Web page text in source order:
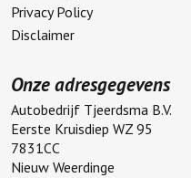
Privacy Policy
Disclaimer
Onze adresgegevens
Autobedrijf Tjeerdsma B.V.
Eerste Kruisdiep WZ 95
7831CC
Nieuw Weerdinge